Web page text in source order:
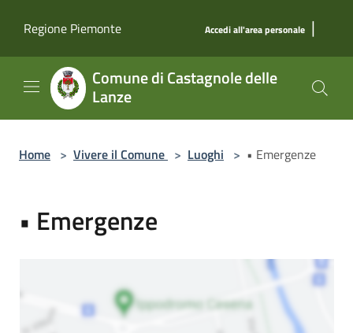
Regione Piemonte
Accedi all'area personale |
Comune di Castagnole delle
Lanze
Home > Vivere il Comune > Luoghi > • Emergenze
• Emergenze